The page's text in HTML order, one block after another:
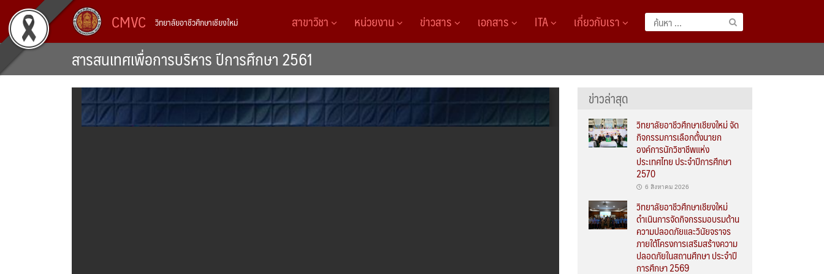
content
CMVC วิทยาลัยอาชีวศึกษาเชียงใหม่
ค้นหา
สำหรับ:
สาขาวิชา หน่วยงาน ข่าวสาร เอกสาร ITA เกี่ยวกับเรา
สารสนเทศเพื่อการบริหาร ปีการศึกษา 2561
ข่าวล่าสุด
วิทยาลัยอาชีวศึกษาเชียงใหม่ จัด
กิจกรรมการเลือกตั้งนายก
องค์การนักวิชาชีพแห่ง
ประเทศไทย ประจำปีการศึกษา
2570
6 สิงหาคม 2026
วิทยาลัยอาชีวศึกษาเชียงใหม่
ดำเนินการจัดกิจกรรมอบรมด้าน
ความปลอดภัยและวินัยจราจร
ภายใต้โครงการเสริมสร้างความ
ปลอดภัยในสถานศึกษา ประจำปี
การศึกษา 2569